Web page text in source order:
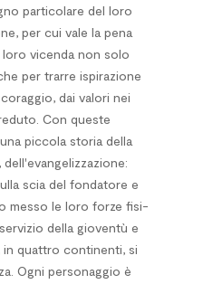
particolare del loro
per cui vale la pena
vicenda non solo
per trarre ispirazione
dai valori nei
Con queste
piccola storia della
scia del fondatore e
messo le loro forze fisi­
della gioventù e
quattro continenti, si
Ogni personaggio è